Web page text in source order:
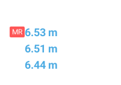
MR 6.53 m
6.51 m
6.44 m